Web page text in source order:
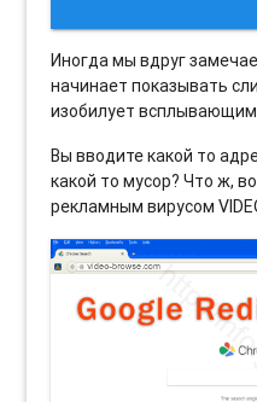
Иногда мы вдруг
начинает показывать
изобилует
Вы вводите какой то
какой то мусор? Что ж,
рекламным вирусом